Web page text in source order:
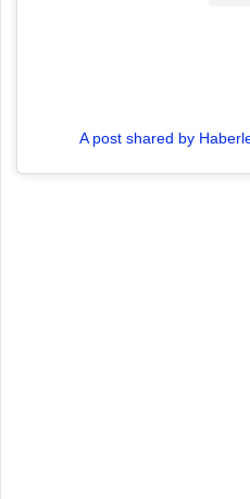
A post shared by